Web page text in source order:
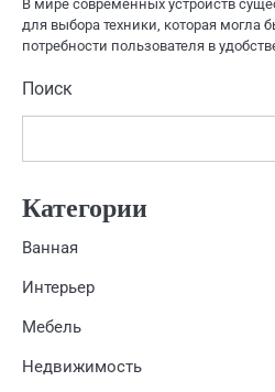
В мире современных устройств
для выбора техники, которая могла
потребности пользователя в
Поиск
Категории
Ванная
Интерьер
Мебель
Недвижимость